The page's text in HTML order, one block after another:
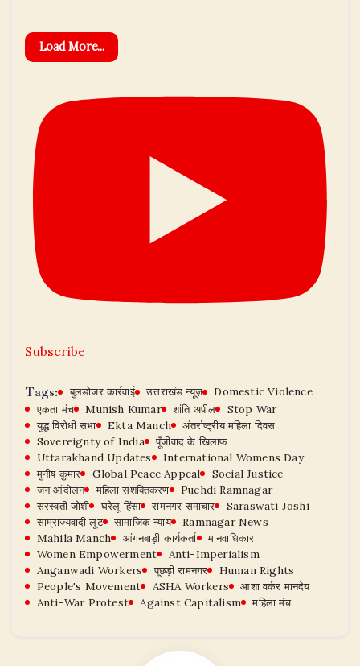
Load More...
Subscribe
Tags: बुलडोजर कार्रवाई उत्तराखंड न्यूज़
Domestic Violence
एकता मंच
Munish Kumar शांति अपील
Stop War
युद्ध विरोधी सभा
Ekta Manch
अंतर्राष्ट्रीय महिला दिवस
Sovereignty of India
पूँजीवाद के खिलाफ
Uttarakhand Updates
International Womens Day
मुनीष कुमार
Global Peace Appeal
Social Justice
जन आंदोलन
महिला सशक्तिकरण
Puchdi Ramnagar
सरस्वती जोशी
घरेलू हिंसा रामनगर समाचार
Saraswati Joshi
साम्राज्यवादी लूट
सामाजिक न्याय
Ramnagar News
Mahila Manch
आंगनबाड़ी कार्यकर्ता
मानवाधिकार
Women Empowerment
Anti-Imperialism
Anganwadi Workers
पूछड़ी रामनगर
Human Rights
People's Movement
ASHA Workers
आशा वर्कर मानदेय
Anti-War Protest
Against Capitalism महिला मंच